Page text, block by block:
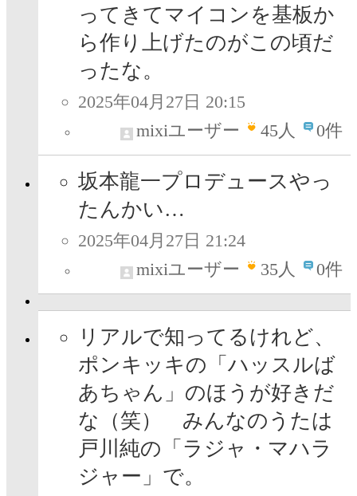
ってきてマイコンを基板か
ら作り上げたのがこの頃だ
ったな。
2025年04月27日 20:15
mixiユーザー
45人 0件
坂本龍一プロデュースやっ
たんかい…
2025年04月27日 21:24
mixiユーザー
35人 0件
リアルで知ってるけれど、
ポンキッキの「ハッスルば
あちゃん」のほうが好きだ
な（笑） みんなのうたは
戸川純の「ラジャ・マハラ
ジャー」で。